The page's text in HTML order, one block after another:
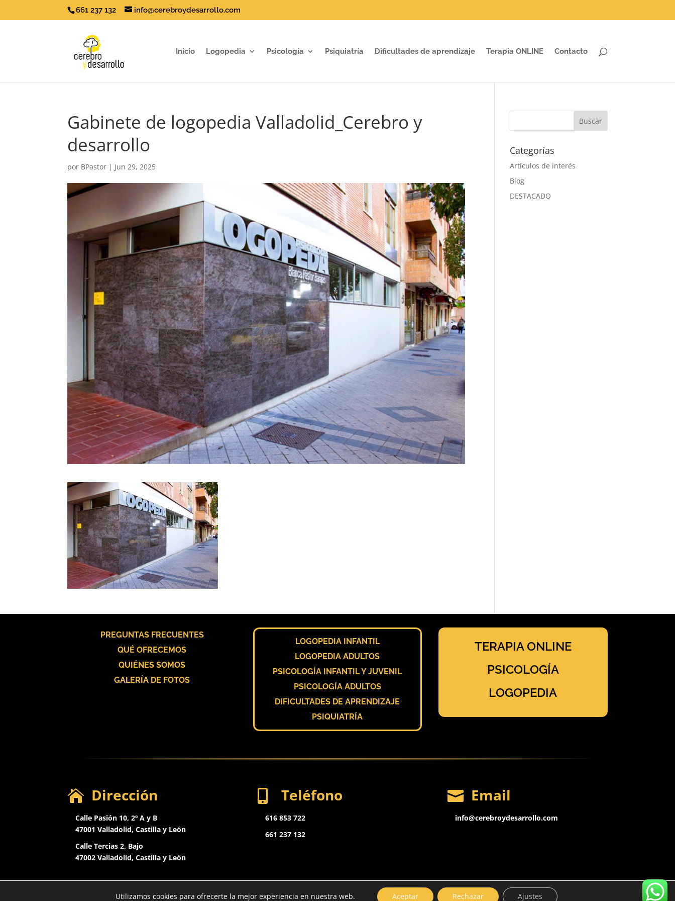
661 237 132 info@cerebroydesarrollo.com
Inicio Logopedia Psicología Psiquiatría Dificultades de aprendizaje Terapia ONLINE Contacto
Gabinete de logopedia Valladolid_Cerebro y
desarrollo
por BPastor | Jun 29, 2025
Categorías
Artículos de interés
Blog
DESTACADO
PREGUNTAS FRECUENTES
QUÉ OFRECEMOS
QUIÉNES SOMOS
GALERÍA DE FOTOS
LOGOPEDIA INFANTIL
LOGOPEDIA ADULTOS
PSICOLOGÍA INFANTIL Y JUVENIL
PSICOLOGÍA ADULTOS
DIFICULTADES DE APRENDIZAJE
PSIQUIATRÍA
TERAPIA ONLINE
PSICOLOGÍA
LOGOPEDIA
 Dirección
Calle Pasión 10, 2º A y B
47001 Valladolid, Castilla y León
Calle Tercias 2, Bajo
47002 Valladolid, Castilla y León
 Teléfono
616 853 722
661 237 132
 Email
info@cerebroydesarrollo.com
Clinica cerebro y desarrollo Reg. nº 47-C2590-0045 // Todos los derechos reservados @Cerebro y desarrollo
Utilizamos cookies para ofrecerte la mejor experiencia en nuestra web. Aceptar Rechazar Ajustes